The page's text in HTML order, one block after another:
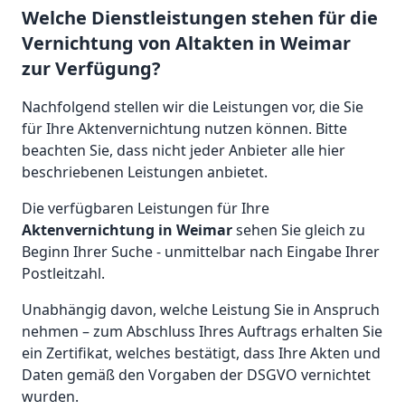
Welche Dienstleistungen stehen für die
Vernichtung von Altakten in Weimar
zur Verfügung?
Nachfolgend stellen wir die Leistungen vor, die Sie
für Ihre Aktenvernichtung nutzen können. Bitte
beachten Sie, dass nicht jeder Anbieter alle hier
beschriebenen Leistungen anbietet.
Die verfügbaren Leistungen für Ihre
Aktenvernichtung in Weimarsehen Sie gleich zu
Beginn Ihrer Suche - unmittelbar nach Eingabe Ihrer
Postleitzahl.
Unabhängig davon, welche Leistung Sie in Anspruch
nehmen – zum Abschluss Ihres Auftrags erhalten Sie
ein Zertifikat, welches bestätigt, dass Ihre Akten und
Daten gemäß den Vorgaben der DSGVO vernichtet
wurden.